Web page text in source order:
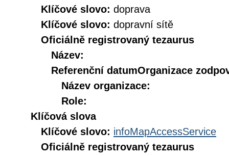
Klíčové slovo: doprava
Klíčové slovo: dopravní sítě
Oficiálně registrovaný tezaurus
Název:
Referenční datumOrganizace
Název organizace:
Role:
Klíčová slova
Klíčové slovo: infoMapAccessService
Oficiálně registrovaný tezaurus